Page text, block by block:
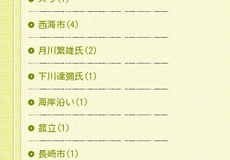
西海市(4)
月川繁雄氏(2)
下川達彌氏(1)
海岸沿い(1)
菰立(1)
長崎市(1)